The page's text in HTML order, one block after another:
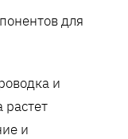
и
растет
и